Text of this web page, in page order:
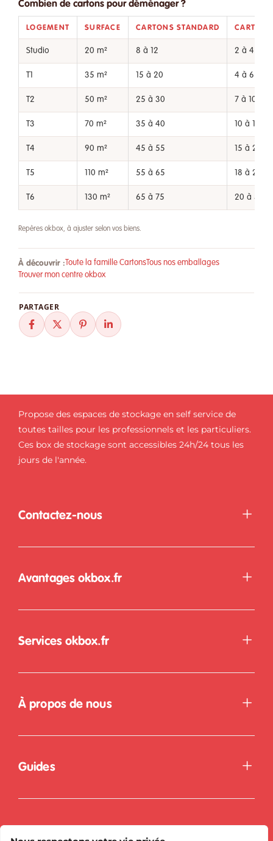
Combien de cartons pour déménager ?
LOGEMENT SURFACE CARTONS STANDARD
Studio 20 m² 8 à 12 2 à 4
T1 35 m² 15 à 20 4 à 6
T2 50 m² 25 à 30 7 à 10
T3 70 m² 35 à 40 10 à 15
T4 90 m² 45 à 55 15 à 20
T5 110 m² 55 à 65 18 à 25
T6 130 m² 65 à 75 20 à 30
Repères okbox, à ajuster selon vos biens.
À découvrir : Toute la famille Cartons Tous nos emballages
Trouver mon centre okbox
PARTAGER
Propose des espaces de stockage en self service de
toutes tailles pour les professionnels et les particuliers.
Ces box de stockage sont accessibles 24h/24 tous les
jours de l'année.
Contactez-nous
Avantages okbox.fr
Services okbox.fr
À propos de nous
Guides